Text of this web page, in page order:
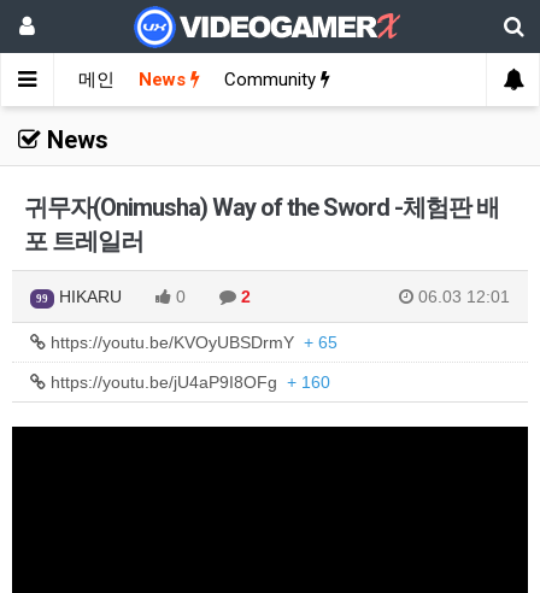
메인 News Community
News
귀무자(Onimusha) Way of the Sword -체험판 배
포 트레일러
99 HIKARU 0 2 06.03 12:01
https://youtu.be/KVOyUBSDrmY + 65
https://youtu.be/jU4aP9I8OFg + 160